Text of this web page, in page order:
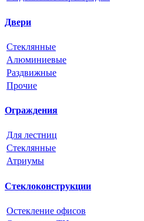
Двери
Стеклянные
Алюминиевые
Раздвижные
Прочие
Ограждения
Для лестниц
Стеклянные
Атриумы
Стеклоконструкции
Остекление офисов